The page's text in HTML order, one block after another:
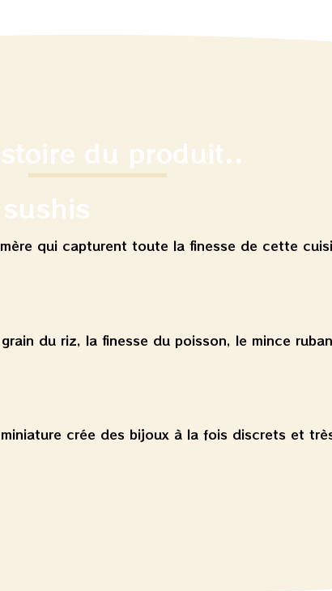
du produit..
qui capturent toute la finesse de cette
du riz, la finesse du poisson, le mince
crée des bijoux à la fois discrets et